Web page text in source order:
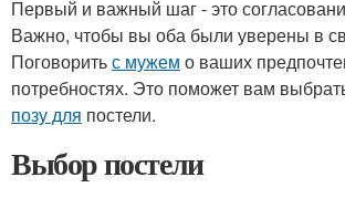
Первый и важный шаг - это
Важно, чтобы вы оба были уверены в
Поговоритьс мужем о ваших
потребностях. Это поможет вам
позу для постели.
Выбор постели